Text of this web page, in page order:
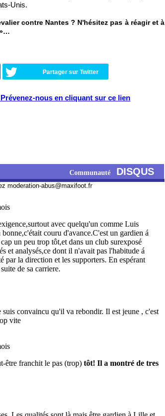
Unis.
contre Nantes ? N'hésitez pas à réagir et à
Partager sur Twitter
nous en cliquant sur ce lien
Communauté DISQUS
moderation-abus@maxifoot.fr